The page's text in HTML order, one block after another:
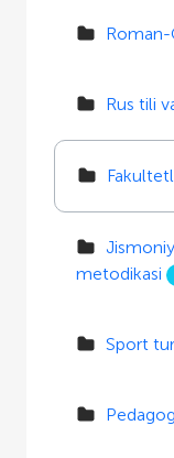
Rus tili
metodikasi
Sport